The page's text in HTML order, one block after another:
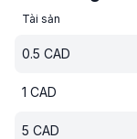
Tài sản
0.5 CAD
1 CAD
5 CAD